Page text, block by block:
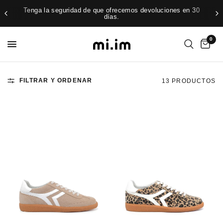
Tenga la seguridad de que ofrecemos devoluciones en 30
días.
0
FILTRAR Y ORDENAR 13 PRODUCTOS